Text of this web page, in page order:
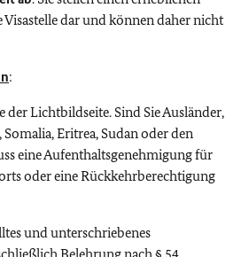
dar und können daher nicht
:
der Lichtbildseite. Sind Sie Ausländer,
Eritrea, Sudan oder den
eine Aufenthaltsgenehmigung für
oder eine Rückkehrberechtigung
und unterschriebenes